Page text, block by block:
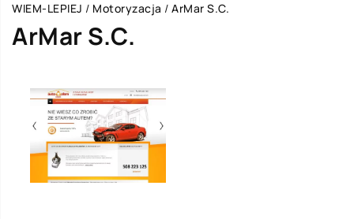
WIEM-LEPIEJ / Motoryzacja / ArMar S.C.
ArMar S.C.